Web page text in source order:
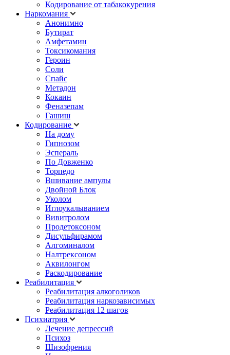
Кодирование от табакокурения
Наркомания
Анонимно
Бутират
Амфетамин
Токсикомания
Героин
Соли
Спайс
Метадон
Кокаин
Феназепам
Гашиш
Кодирование
На дому
Гипнозом
Эспераль
По Довженко
Торпедо
Вшивание ампулы
Двойной Блок
Уколом
Иглоукалыванием
Вивитролом
Продетоксоном
Дисульфирамом
Алгоминалом
Налтрексоном
Аквилонгом
Раскодирование
Реабилитация
Реабилитация алкоголиков
Реабилитация наркозависимых
Реабилитация 12 шагов
Психиатрия
Лечение депрессий
Психоз
Шизофрения